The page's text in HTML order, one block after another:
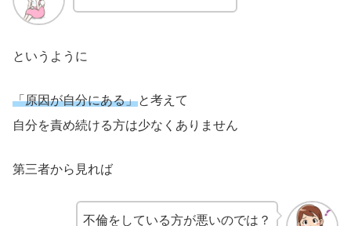
というように
「原因が自分にある」と考えて
自分を責め続ける方は少なくありません
第三者から見れば
不倫をしている方が悪いのでは？